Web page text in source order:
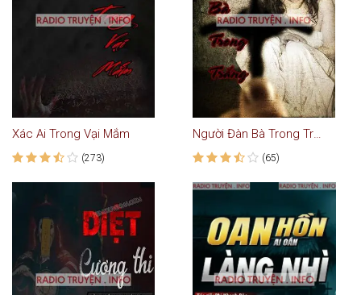
Xác Ai Trong Vại Mắm
(273)
Người Đàn Bà Trong Trắng
(65)